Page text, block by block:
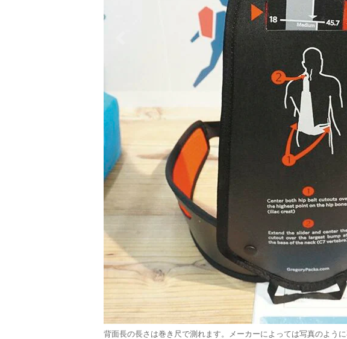
背面長の長さは巻き尺で測れます。メーカーによっては写真のよう